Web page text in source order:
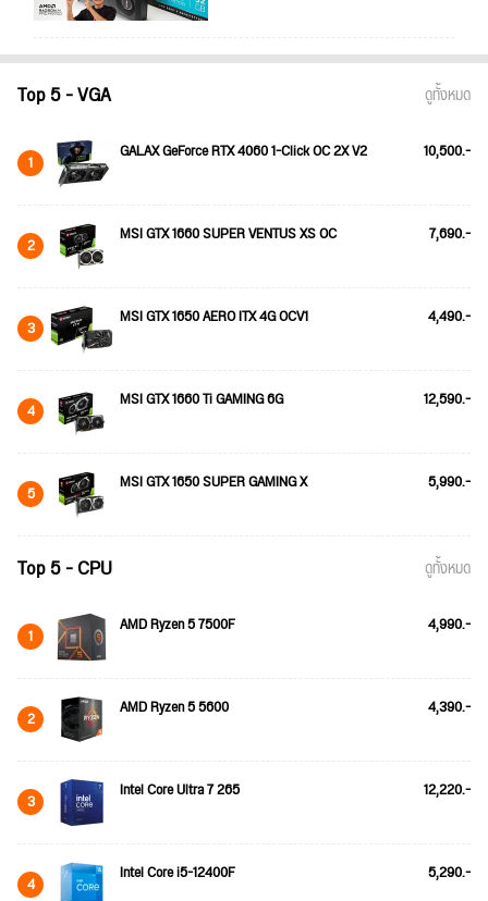
Top 5 - VGA ดูทั้งหมด
1 GALAX GeForce RTX 4060 1-Click OC 2X V2 10,500.-
2 MSI GTX 1660 SUPER VENTUS XS OC 7,690.-
3 MSI GTX 1650 AERO ITX 4G OCV1 4,490.-
4 MSI GTX 1660 Ti GAMING 6G 12,590.-
5 MSI GTX 1650 SUPER GAMING X 5,990.-
Top 5 - CPU ดูทั้งหมด
1 AMD Ryzen 5 7500F 4,990.-
2 AMD Ryzen 5 5600 4,390.-
3 Intel Core Ultra 7 265 12,220.-
4 Intel Core i5-12400F 5,290.-